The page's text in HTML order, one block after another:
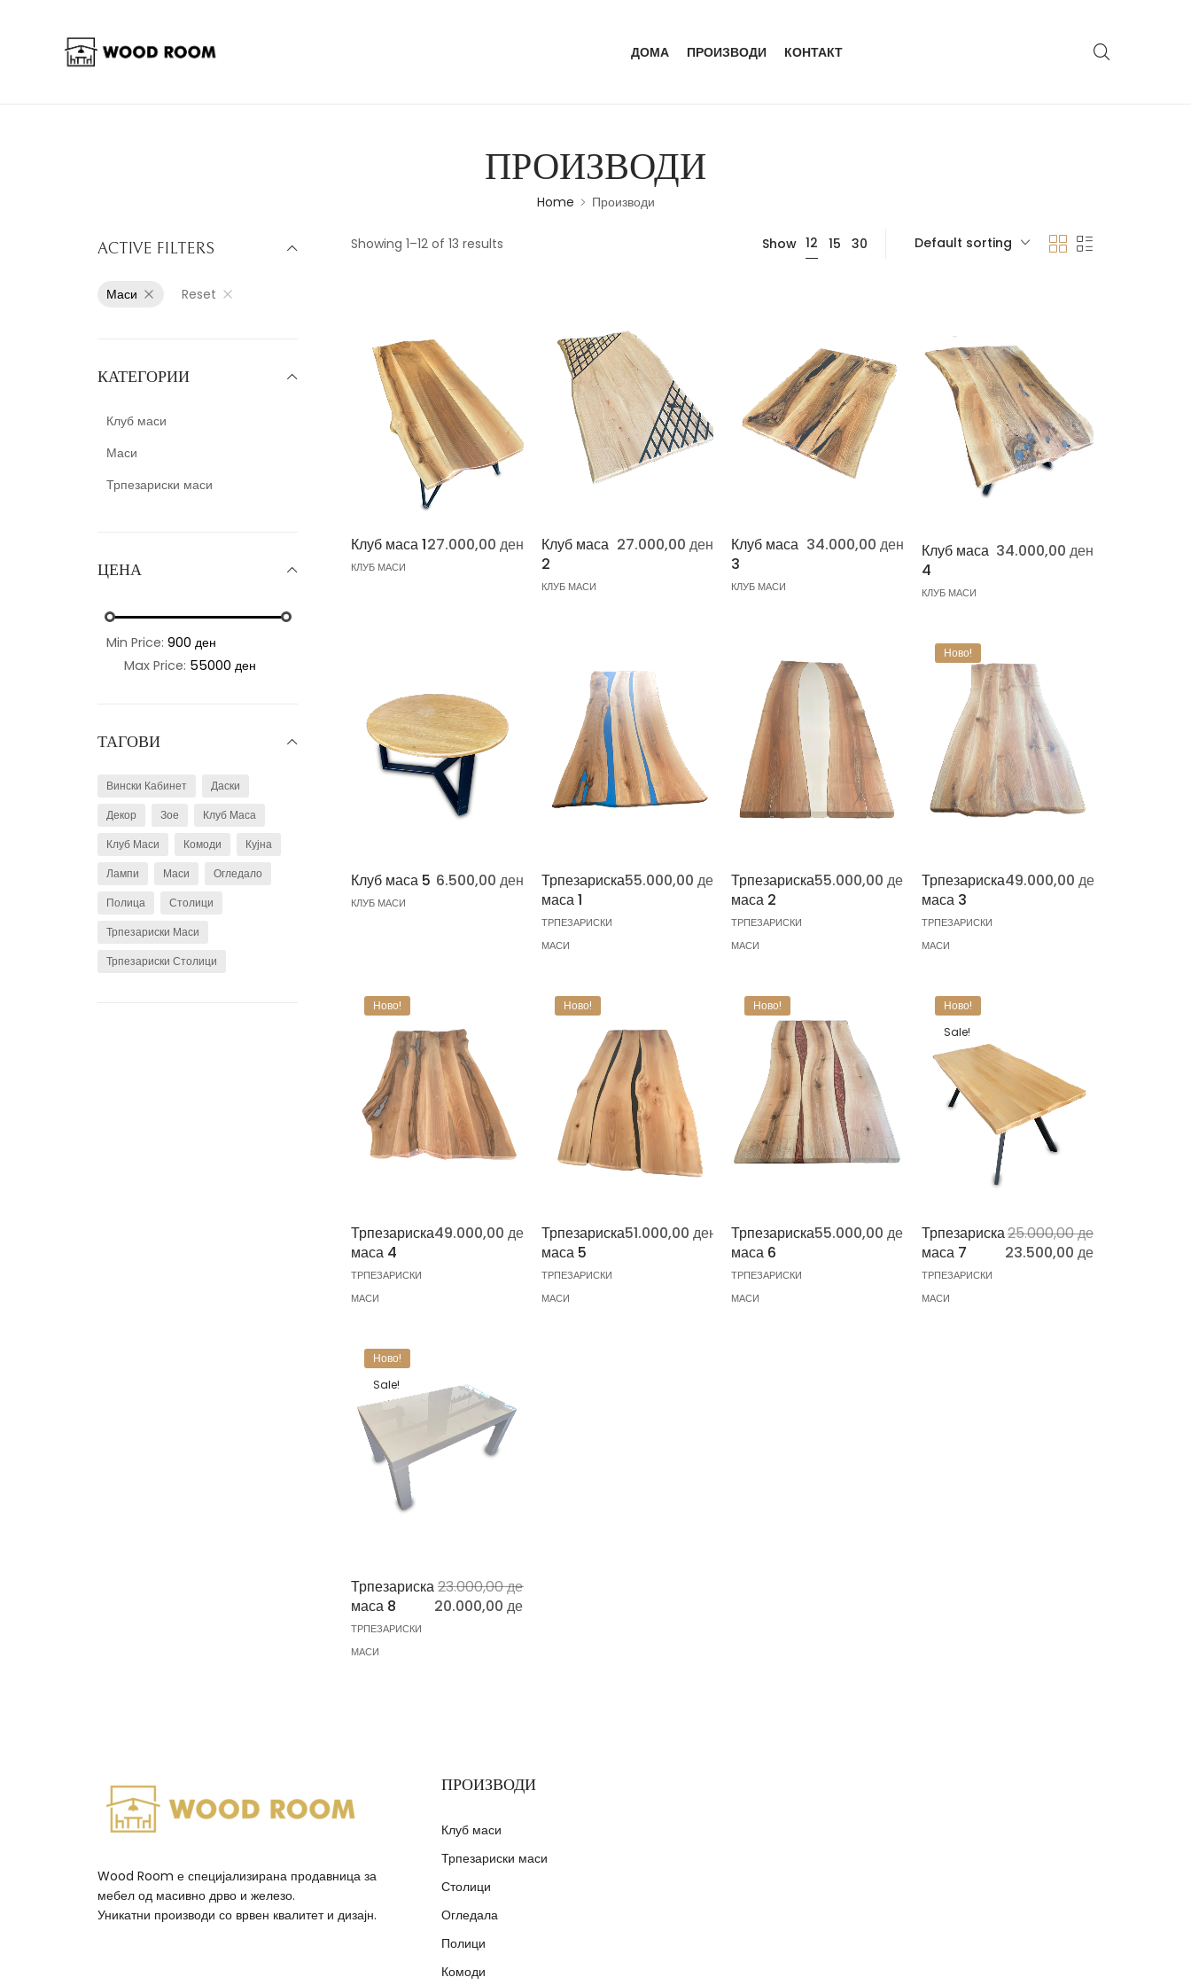
ДОМА ПРОИЗВОДИ КОНТАКТ
ПРОИЗВОДИ
Home Производи
ACTIVE FILTERS
Маси Reset
КАТЕГОРИИ
Клуб маси
Маси
Трпезариски маси
ЦЕНА
Min Price: 900 ден
Max Price: 55000 ден
ТАГОВИ
Вински Кабинет
Даски
Декор
Зое
Клуб Маса
Клуб Маси
Комоди
Кујна
Лампи
Маси
Огледало
Полица
Столици
Трпезариски Маси
Трпезариски Столици
Showing 1–12 of 13 results Show 12 15 30 Default sorting
Клуб маса 1
КЛУБ МАСИ
27.000,00 ден
Клуб маса
2
КЛУБ МАСИ
27.000,00 ден
Клуб маса
3
КЛУБ МАСИ
34.000,00 ден
Клуб маса
4
КЛУБ МАСИ
34.000,00 ден
Клуб маса 5
КЛУБ МАСИ
6.500,00 ден
Трпезариска
маса 1
ТРПЕЗАРИСКИ
МАСИ
55.000,00 ден
Трпезариска
маса 2
ТРПЕЗАРИСКИ
МАСИ
55.000,00 ден
Ново!
Трпезариска
маса 3
ТРПЕЗАРИСКИ
МАСИ
49.000,00 ден
Ново!
Трпезариска
маса 4
ТРПЕЗАРИСКИ
МАСИ
49.000,00 ден
Ново!
Трпезариска
маса 5
ТРПЕЗАРИСКИ
МАСИ
51.000,00 ден
Ново!
Трпезариска
маса 6
ТРПЕЗАРИСКИ
МАСИ
55.000,00 ден
Ново!
Sale!
Трпезариска
маса 7
ТРПЕЗАРИСКИ
МАСИ
25.000,00ден
23.500,00 ден
Ново!
Sale!
Трпезариска
маса 8
ТРПЕЗАРИСКИ
МАСИ
23.000,00ден
20.000,00 ден
Wood Room е специјализирана продавница за
мебел од масивно дрво и железо.
Уникатни производи со врвен квалитет и дизајн.
ПРОИЗВОДИ
Клуб маси
Трпезариски маси
Столици
Огледала
Полици
Комоди